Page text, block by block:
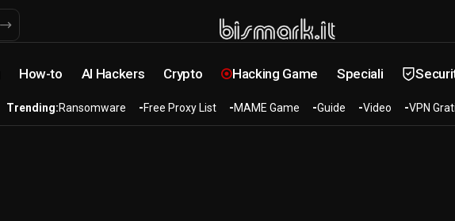
How-to AI Hackers Crypto Hacking Game Speciali
Trending:Ransomware Free Proxy List MAME Game Guide Video VPN